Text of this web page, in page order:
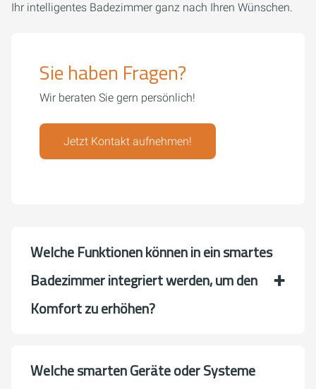
Ihr intelligentes Badezimmer ganz nach Ihren Wünschen.
Sie haben Fragen?
Wir beraten Sie gern persönlich!
Jetzt Kontakt aufnehmen!
Welche Funktionen können in ein smartes
Badezimmer integriert werden, um den
Komfort zu erhöhen?
Welche smarten Geräte oder Systeme